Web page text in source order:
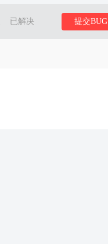
已解决 提交BUG